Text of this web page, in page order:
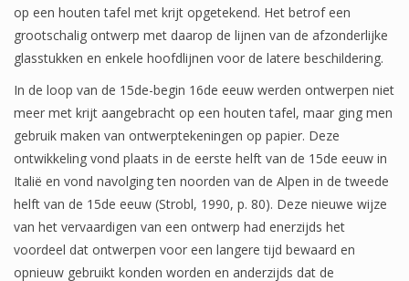
op een houten tafel met krijt opgetekend. Het betrof een
grootschalig ontwerp met daarop de lijnen van de afzonderlijke
glasstukken en enkele hoofdlijnen voor de latere beschildering.
In de loop van de 15de-begin 16de eeuw werden ontwerpen niet
meer met krijt aangebracht op een houten tafel, maar ging men
gebruik maken van ontwerptekeningen op papier. Deze
ontwikkeling vond plaats in de eerste helft van de 15de eeuw in
Italië en vond navolging ten noorden van de Alpen in de tweede
helft van de 15de eeuw (Strobl, 1990, p. 80). Deze nieuwe wijze
van het vervaardigen van een ontwerp had enerzijds het
voordeel dat ontwerpen voor een langere tijd bewaard en
opnieuw gebruikt konden worden en anderzijds dat de